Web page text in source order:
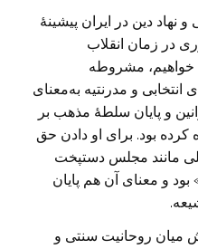
نهاد دین در ایران پیشینهٔ
در زمان انقلاب
خواهیم، مشروطه
انتخابی و مدرنتیه به‌معنای
و پایان سلطهٔ مذهب بر
بود. برای او دادن حق
مانند مجلس دستپخت
و معنای آن هم پایان
میان روحانیت سنتی و